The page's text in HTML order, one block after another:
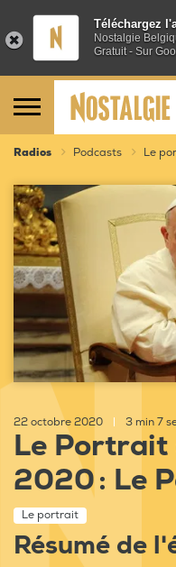
Téléchargez
Nostalgie
Gratuit - Sur
Radios Podcasts Le
22 octobre 2020 3 min 7
Le Portrait
2020 : Le
Le portrait
Résumé de